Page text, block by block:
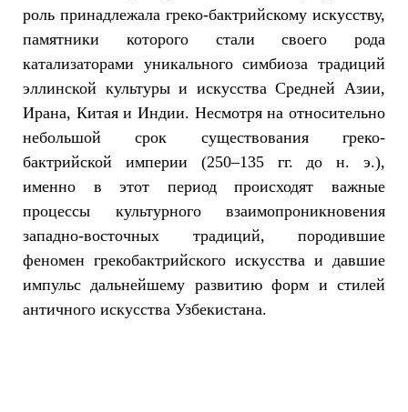
роль принадлежала греко-бактрийскому искусству,
памятники которого стали своего рода
катализаторами уникального симбиоза традиций
эллинской культуры и искусства Средней Азии,
Ирана, Китая и Индии. Несмотря на относительно
небольшой срок существования греко-
бактрийской империи (250–135 гг. до н. э.),
именно в этот период происходят важные
процессы культурного взаимопроникновения
западно-восточных традиций, породившие
феномен грекобактрийского искусства и давшие
импульс дальнейшему развитию форм и стилей
античного искусства Узбекистана.